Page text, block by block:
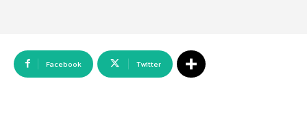
Facebook Twitter